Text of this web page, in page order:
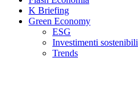
K Briefing
Green Economy
ESG
Investimenti sostenibili
Trends